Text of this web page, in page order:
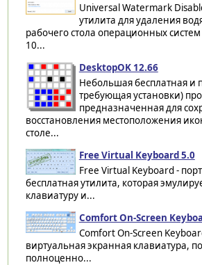
Universal Watermark
утилита для удаления
рабочего стола операционных
10...
DesktopOK 12.66
Небольшая бесплатная и
требующая установки)
предназначенная для
восстановления местоположения
столе...
Free Virtual Keyboard 5.0
Free Virtual Keyboard -
бесплатная утилита, которая
клавиатуру и...
Comfort On-Screen
Comfort On-Screen
виртуальная экранная клавиатура,
полноценно...